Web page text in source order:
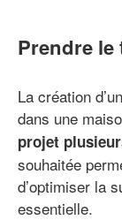
Prendre le
La création
dans une
projet
souhaitée
d’optimiser la
essentielle.